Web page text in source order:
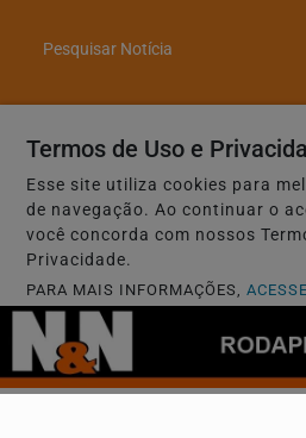
Pesquisar Notícia
Painel do Leitor
Nerildo e Nerivan - Todos os
Termos de Uso e
Termos de Uso e
Esse site utiliza cookies para
de navegação. Ao continuar o
você concorda com nossos
Privacidade.
PARA MAIS INFORMAÇÕES,
CLICANDO AQUI